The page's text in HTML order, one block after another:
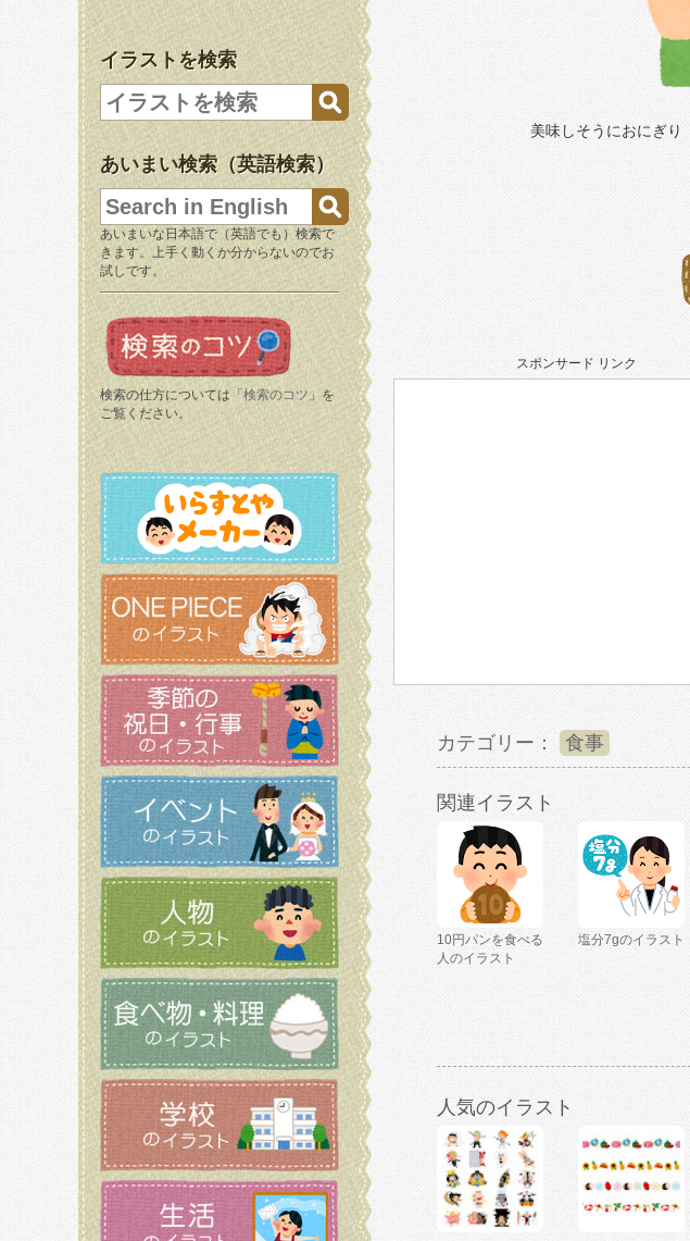
イラストを検索
あいまい検索（英語検索）
あいまいな日本語で（英語でも）検索で
きます。上手く動くか分からないのでお
試しです。
検索の仕方については「 検索のコツ 」を
ご覧ください。
美味しそうにおにぎり
スポンサード リンク
カテゴリー： 食事
関連イラスト
10円パンを食べる
人のイラスト
塩分7gのイラスト
人気のイラスト